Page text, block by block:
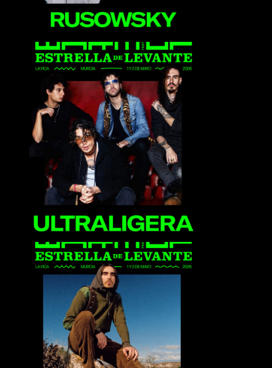
Ultraligera
Carlos Ares